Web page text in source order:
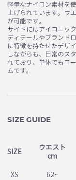
軽量なナイロン素材を
上げられています。ウ
が可能です。
サイドにはアイコニッ
ディテールやブランド
に特徴を持たせたデザ
しながらも、日常のス
れており、単体でもコ
ムです。
SIZE GUIDE
SIZE
ウエスト
cm
XS 62~